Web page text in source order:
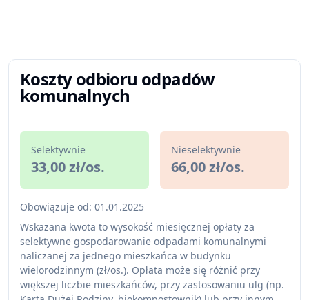
Koszty odbioru odpadów
komunalnych
Selektywnie
33,00 zł/os.
Nieselektywnie
66,00 zł/os.
Obowiązuje od: 01.01.2025
Wskazana kwota to wysokość miesięcznej opłaty za
selektywne gospodarowanie odpadami komunalnymi
naliczanej za jednego mieszkańca w budynku
wielorodzinnym (zł/os.). Opłata może się różnić przy
większej liczbie mieszkańców, przy zastosowaniu ulg (np.